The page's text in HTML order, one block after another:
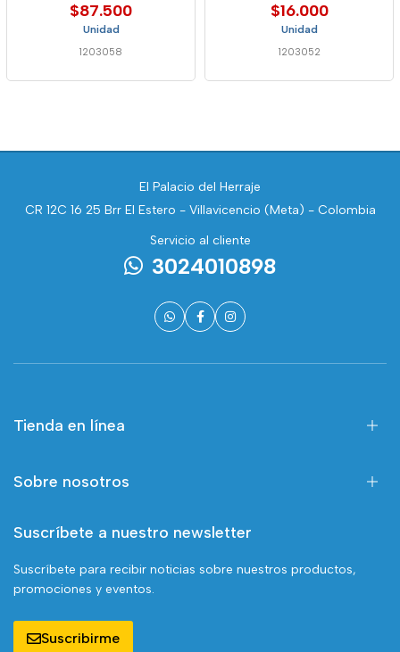
$87.500
Unidad
1203058
$16.000
Unidad
1203052
El Palacio del Herraje
CR 12C 16 25 Brr El Estero - Villavicencio (Meta) - Colombia
Servicio al cliente
3024010898
Tienda en línea
Sobre nosotros
Suscríbete a nuestro newsletter
Suscríbete para recibir noticias sobre nuestros productos,
promociones y eventos.
Suscribirme